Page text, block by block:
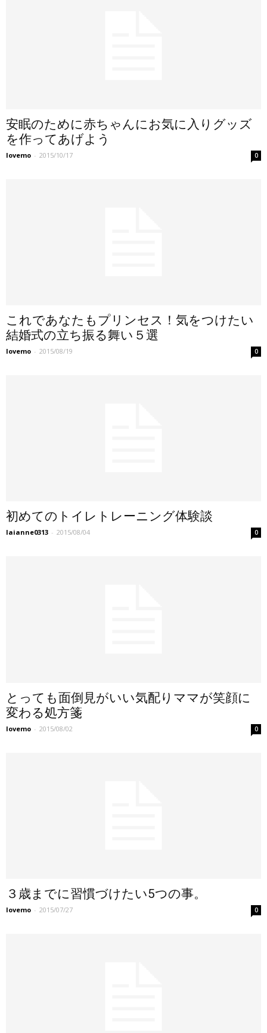
安眠のために赤ちゃんにお気に入りグッズ
を作ってあげよう
lovemo - 2015/10/17 0
これであなたもプリンセス！気をつけたい
結婚式の立ち振る舞い５選
lovemo - 2015/08/19 0
初めてのトイレトレーニング体験談
laianne0313 - 2015/08/04 0
とっても面倒見がいい気配りママが笑顔に
変わる処方箋
lovemo - 2015/08/02 0
３歳までに習慣づけたい5つの事。
lovemo - 2015/07/27 0